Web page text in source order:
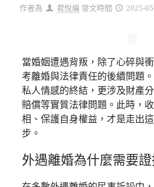
作者為 君悅編 發文時間 2025-
當婚姻遭遇背叛，除了心碎與
考離婚與法律責任的後續問題
私人情感的終結，更涉及財產
賠償等實質法律問題。此時，
相、保護自身權益，才是走出
步。
外遇離婚為什麼需要證